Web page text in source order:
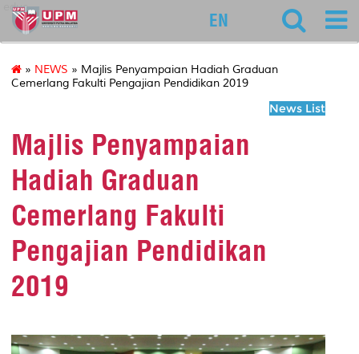
educ
EN
» NEWS » Majlis Penyampaian Hadiah Graduan
Cemerlang Fakulti Pengajian Pendidikan 2019
News List
Majlis Penyampaian
Hadiah Graduan
Cemerlang Fakulti
Pengajian Pendidikan
2019